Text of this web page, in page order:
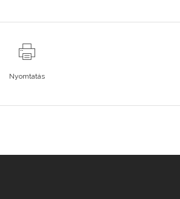
Nyomtatás